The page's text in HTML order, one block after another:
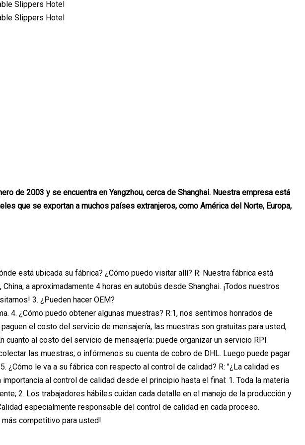
de 2003 y se encuentra en Yangzhou, cerca de Shanghai. Nuestra empresa está
que se exportan a muchos países extranjeros, como América del Norte, Europa,
está ubicada su fábrica? ¿Cómo puedo visitar allí? R: Nuestra fábrica está
a aproximadamente 4 horas en autobús desde Shanghai. ¡Todos nuestros
3. ¿Pueden hacer OEM?
4. ¿Cómo puedo obtener algunas muestras? R:1, nos sentimos honrados de
el costo del servicio de mensajería, las muestras son gratuitas para usted,
al costo del servicio de mensajería: puede organizar un servicio RPI
las muestras; o infórmenos su cuenta de cobro de DHL. Luego puede pagar
¿Cómo le va a su fábrica con respecto al control de calidad? R: "¿La calidad es
al control de calidad desde el principio hasta el final: 1. Toda la materia
2. Los trabajadores hábiles cuidan cada detalle en el manejo de la producción y
especialmente responsable del control de calidad en cada proceso.
más competitivo para usted!